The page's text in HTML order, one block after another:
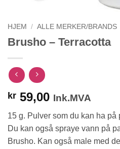
HJEM / ALLE MERKER/BRANDS
Brusho – Terracotta
kr 59,00 Ink.MVA
15 g. Pulver som du kan ha
Du kan også spraye vann på
Brusho. Kan også male med